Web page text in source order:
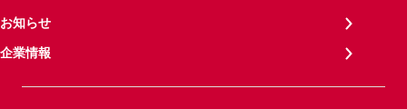
お知らせ
企業情報